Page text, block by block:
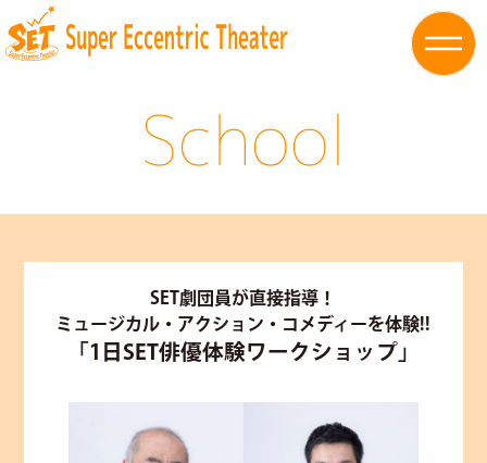
School
SET劇団員が直接指導！
ミュージカル・アクション・コメディーを体験!!
「1日SET俳優体験ワークショップ」